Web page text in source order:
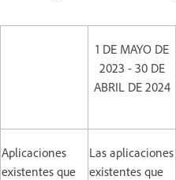
1 DE MAYO DE
2023 - 30 DE
ABRIL DE 2024
Aplicaciones
existentes que
Las aplicaciones
existentes que